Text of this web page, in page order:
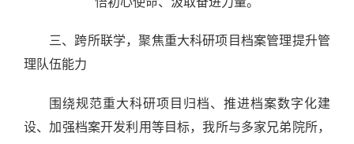
三、跨所联学，聚焦重大科研项目档案管理提升管
理队伍能力
围绕规范重大科研项目归档、推进档案数字化建
设、加强档案开发利用等目标，我所与多家兄弟院所，